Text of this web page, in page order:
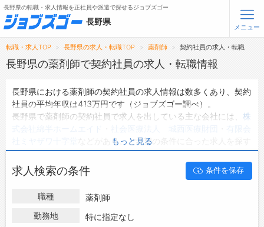
無料会員登録 ログイン
メニュー
トップ
タップで簡単に求人を探す
【初めての方へ】
長野県の求人検索で選ばれる理由
長野県の転職・求人情報を正社員や派遣で探せるジョブズゴー
長野県
メニュー
転職・求人TOP 長野県の求人・転職TOP 薬剤師 契約社員の求人・転職
長野県の薬剤師で契約社員の求人・転職情報
長野県における薬剤師の契約社員の求人情報は数多くあり、契約
社員の平均年収は413万円です（ジョブズゴー調べ）。
長野県で薬剤師の契約社員で求人を出している主な会社には、 株
などがあり、ご希望の条件に合った求人を探す
ことできます。
長野県の地域密着型の求人サイトであるジョブズゴーでは長野県
の契約社員として働ける薬剤師の求人情報を4件取り扱っていま
ハローワークにはない求人も多数扱っており、転職だけでなく、
第二新卒から50代・60代以上の方の再就職も可能です。 長野県
もっと見る
求人検索の条件 条件を保存
職種
薬剤師
勤務地
特に指定なし